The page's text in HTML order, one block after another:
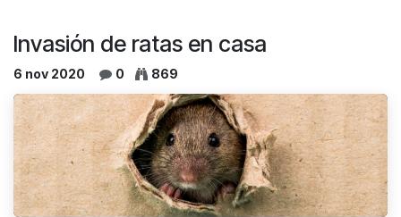
Invasión de ratas en casa
6 nov 2020 0 869